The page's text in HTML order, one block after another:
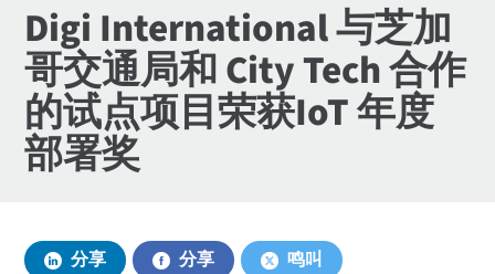
Digi International 与芝加
哥交通局和 City Tech 合作
的试点项目荣获IoT 年度
部署奖
分享 分享 鸣叫